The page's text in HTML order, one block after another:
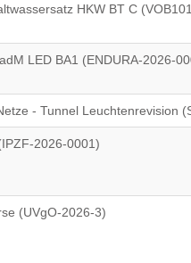
HKW BT C
LED BA1 (ENDURA-2026-
- Tunnel Leuchtenrevision
2026-0001)
(UVgO-2026-3)